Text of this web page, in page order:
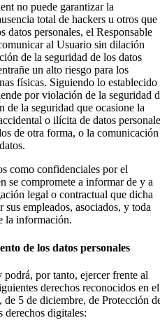
no puede garantizar la
total de hackers u otros que
datos personales, el Responsable
al Usuario sin dilación
de la seguridad de los datos
un alto riesgo para los
físicas. Siguiendo lo establecido
por violación de la seguridad
de la seguridad que ocasione la
o ilícita de datos
de otra forma, o la comunicación
como confidenciales por el
se compromete a informar de y a
legal o contractual que dicha
empleados, asociados, y toda
la información.
de los datos personales
por tanto, ejercer frente al
derechos reconocidos en el
5 de diciembre, de Protección
derechos digitales: